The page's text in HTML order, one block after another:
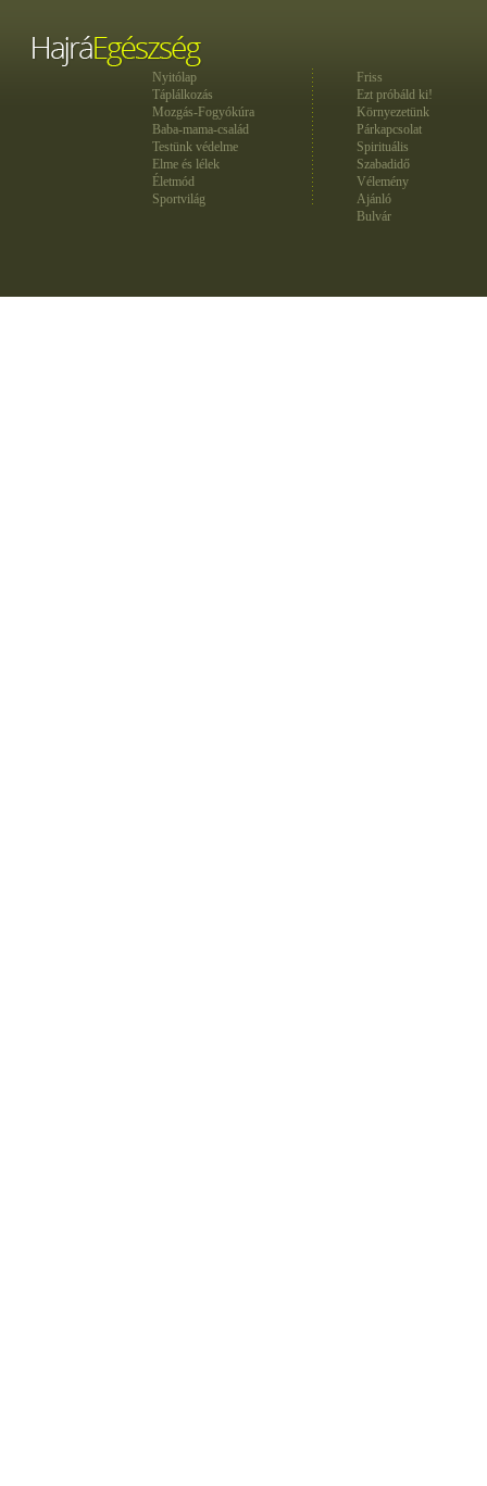
Nyitólap
Táplálkozás
Mozgás-Fogyókúra
Baba-mama-család
Testünk védelme
Elme és lélek
Életmód
Sportvilág
Friss
Ezt próbáld ki!
Környezetünk
Párkapcsolat
Spirituális
Szabadidő
Vélemény
Ajánló
Bulvár